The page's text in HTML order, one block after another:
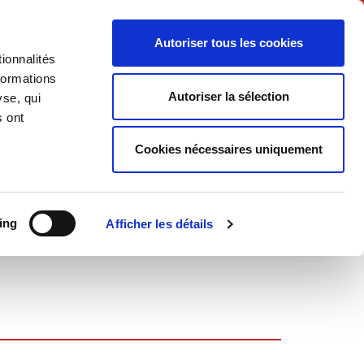
qui
ont
Afficher les détails
Autoriser tous les cookies
Autoriser la sélection
Cookies nécessaires uniquement
English